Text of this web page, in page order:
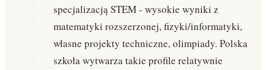
specjalizacją STEM - wysokie wyniki z
matematyki rozszerzonej, fizyki/informatyki,
własne projekty techniczne, olimpiady. Polska
szkoła wytwarza takie profile relatywnie